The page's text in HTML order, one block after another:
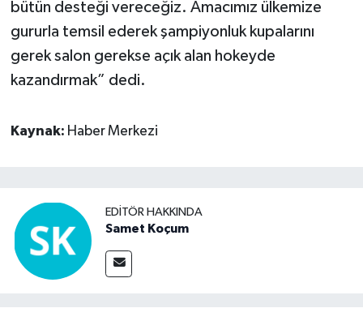
bütün desteği vereceğiz. Amacımız ülkemize
gururla temsil ederek şampiyonluk kupalarını
gerek salon gerekse açık alan hokeyde
kazandırmak” dedi.
Kaynak: Haber Merkezi
EDITÖR HAKKINDA
Samet Koçum